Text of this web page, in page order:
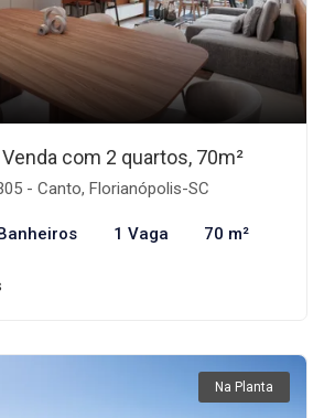
com 2 quartos, 70m²
- Canto, Florianópolis-SC
1 Vaga 70 m²
Na Planta